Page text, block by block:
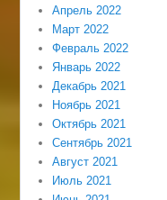
Апрель 2022
Март 2022
Февраль 2022
Январь 2022
Декабрь 2021
Ноябрь 2021
Октябрь 2021
Сентябрь 2021
Август 2021
Июль 2021